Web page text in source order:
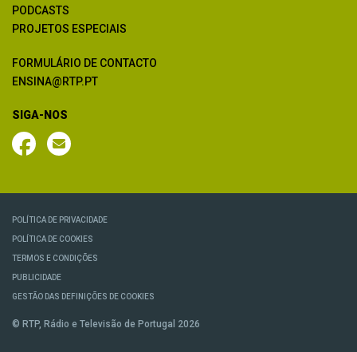
PODCASTS
PROJETOS ESPECIAIS
FORMULÁRIO DE CONTACTO
ENSINA@RTP.PT
SIGA-NOS
POLÍTICA DE PRIVACIDADE
POLÍTICA DE COOKIES
TERMOS E CONDIÇÕES
PUBLICIDADE
GESTÃO DAS DEFINIÇÕES DE COOKIES
© RTP, Rádio e Televisão de Portugal 2026